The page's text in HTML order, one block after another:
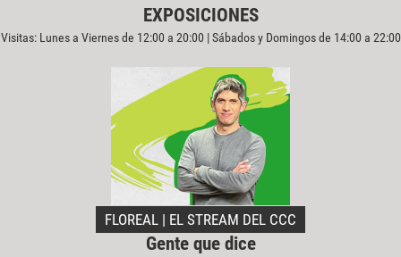
EXPOSICIONES
Visitas: Lunes a Viernes de 12:00 a 20:00 | Sábados y Domingos de 14:00 a 22:00
FLOREAL | EL STREAM DEL CCC
Gente que dice